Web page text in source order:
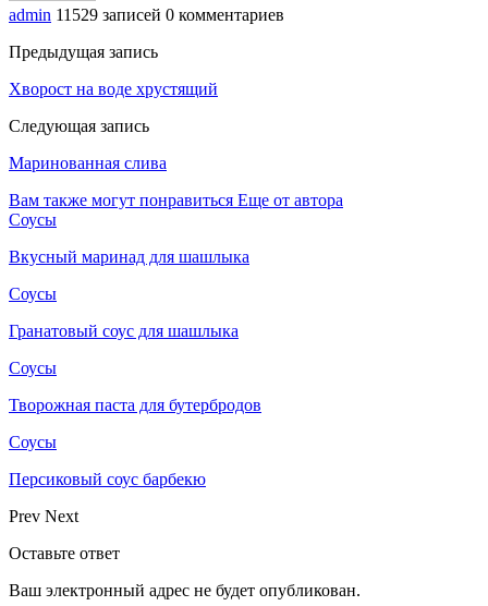
admin 11529 записей 0 комментариев
Предыдущая запись
Хворост на воде хрустящий
Следующая запись
Маринованная слива
Вам также могут понравиться Еще от автора
Соусы
Вкусный маринад для шашлыка
Соусы
Гранатовый соус для шашлыка
Соусы
Творожная паста для бутербродов
Соусы
Персиковый соус барбекю
Prev Next
Оставьте ответ
Ваш электронный адрес не будет опубликован.